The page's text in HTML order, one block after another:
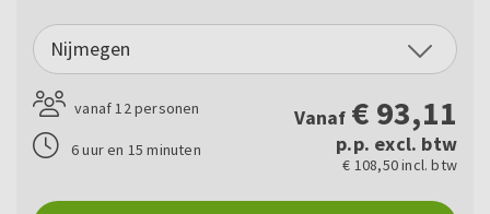
Nijmegen
vanaf 12 personen
6 uur en 15 minuten
Vanaf € 93,11
p.p. excl. btw
€ 108,50 incl. btw